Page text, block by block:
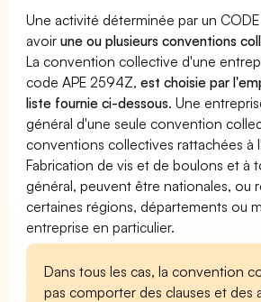
Une activité déterminée par un CODE
avoirune ou plusieurs conventions
La convention collective d'une
code APE 2594Z,est choisie par
liste fournie ci-dessous. Une
général d'une seule convention
conventions collectives rattachées à
Fabrication de vis et de boulons et à
général, peuvent être nationales, ou
certaines régions, départements ou
entreprise en particulier.
Dans tous les cas, la convention
pas comporter des clauses et des